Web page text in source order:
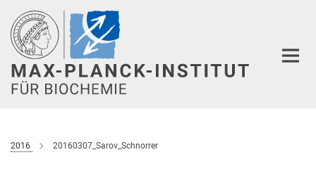
Hauptinhalt
2016 20160307_Sarov_Schnorrer